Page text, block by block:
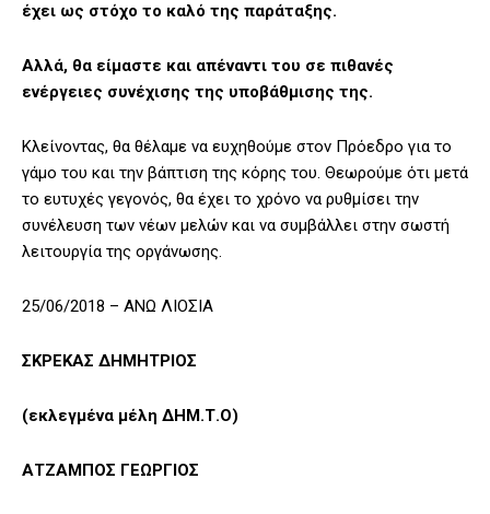
έχει ως στόχο το καλό της παράταξης.
Αλλά, θα είμαστε και απέναντι του σε πιθανές
ενέργειες συνέχισης της υποβάθμισης της.
Κλείνοντας, θα θέλαμε να ευχηθούμε στον Πρόεδρο για το
γάμο του και την βάπτιση της κόρης του. Θεωρούμε ότι μετά
το ευτυχές γεγονός, θα έχει το χρόνο να ρυθμίσει την
συνέλευση των νέων μελών και να συμβάλλει στην σωστή
λειτουργία της οργάνωσης.
25/06/2018 – ΑΝΩ ΛΙΟΣΙΑ
ΣΚΡΕΚΑΣ ΔΗΜΗΤΡΙΟΣ
(εκλεγμένα μέλη ΔΗΜ.Τ.Ο)
ΑΤΖΑΜΠΟΣ ΓΕΩΡΓΙΟΣ